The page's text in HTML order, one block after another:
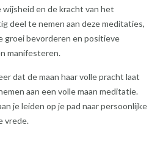
en de kracht van het
deel te nemen aan deze meditaties,
groei bevorderen en positieve
manifesteren.
dat de maan haar volle pracht laat
aan een volle maan meditatie.
je leiden op je pad naar persoonlijke
vrede.